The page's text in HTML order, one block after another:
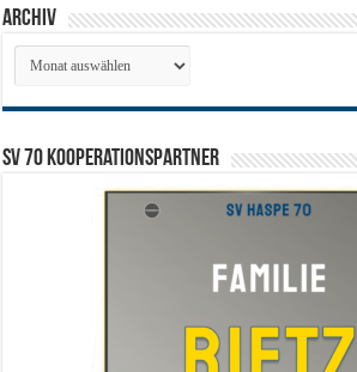
Archiv
Archiv
SV 70 Kooperationspartner